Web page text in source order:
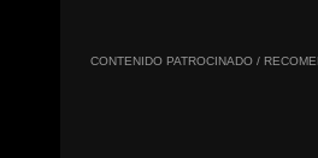
CONTENIDO PATROCINADO /